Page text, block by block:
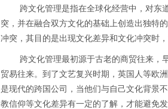
跨文化管理是指在全球化经营中，对东道
突，并在融合双方文化的基础上创造出独特
冲突，其目的是出现文化差异和文化冲突时
跨文化管理最初源于古老的商贸往来，早
贸易往来。到了文艺复兴时期，英国人等欧
是现代的跨国公司，当他们与自己文化背景
教信仰等文化差异有一定的了解，才能避免